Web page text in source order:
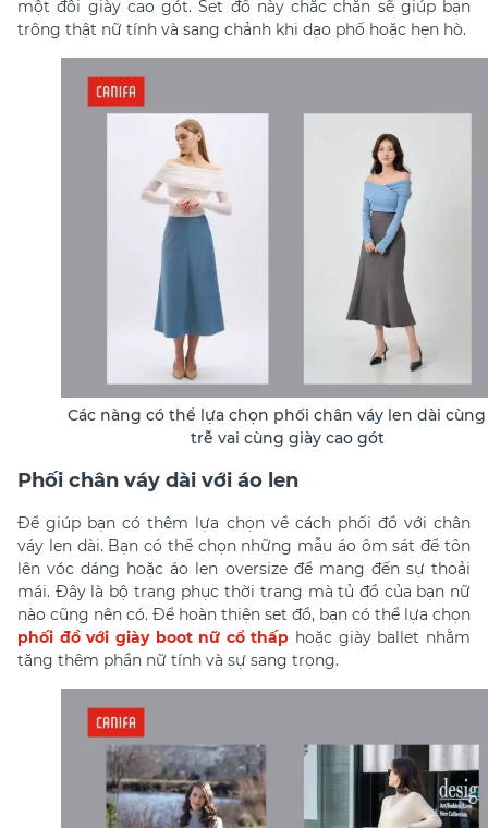
một đôi giày cao gót. Set đồ này chắc chắn sẽ giúp bạn
trông thật nữ tính và sang chảnh khi dạo phố hoặc hẹn hò.
Các nàng có thể lựa chọn phối chân váy len dài cùng
trễ vai cùng giày cao gót
Phối chân váy dài với áo len
Để giúp bạn có thêm lựa chọn về cách phối đồ với chân
váy len dài. Bạn có thể chọn những mẫu áo ôm sát để tôn
lên vóc dáng hoặc áo len oversize để mang đến sự thoải
mái. Đây là bộ trang phục thời trang mà tủ đồ của bạn nữ
nào cũng nên có. Để hoàn thiện set đồ, bạn có thể lựa chọn
phối đồ với giày boot nữ cổ thấp hoặc giày ballet nhằm
tăng thêm phần nữ tính và sự sang trọng.